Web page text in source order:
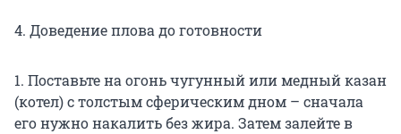
4. Доведение плова до готовности
1. Поставьте на огонь чугунный или медный казан
(котел) с толстым сферическим дном – сначала
его нужно накалить без жира. Затем залейте в